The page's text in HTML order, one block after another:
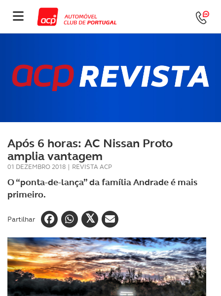
Após 6 horas: AC Nissan Proto
amplia vantagem
01 DEZEMBRO 2018 | REVISTA ACP
O “ponta-de-lança” da família Andrade é mais
primeiro.
Partilhar